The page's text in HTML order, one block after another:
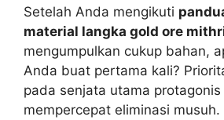
Setelah Anda mengikuti
material langka gold ore
mengumpulkan cukup bahan,
Anda buat pertama kali?
pada senjata utama
mempercepat eliminasi musuh.